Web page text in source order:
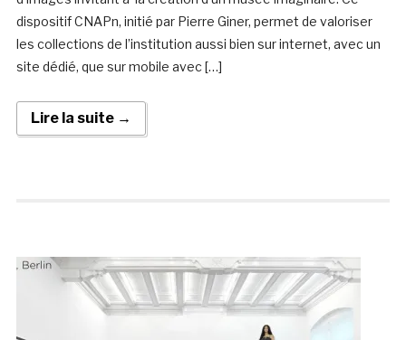
dispositif CNAPn, initié par Pierre Giner, permet de valoriser
les collections de l’institution aussi bien sur internet, avec un
site dédié, que sur mobile avec […]
Lire la suite →